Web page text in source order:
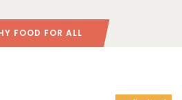
FOOD FOR ALL